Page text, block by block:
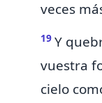
veces
19 Y
vuestra
cielo